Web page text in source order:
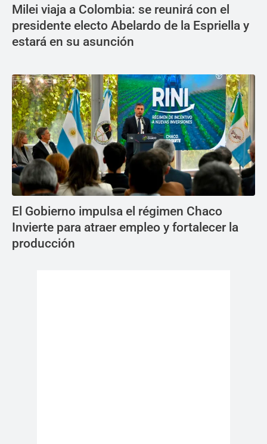
Milei viaja a Colombia: se reunirá con el
presidente electo Abelardo de la Espriella y
estará en su asunción
El Gobierno impulsa el régimen Chaco
Invierte para atraer empleo y fortalecer la
producción